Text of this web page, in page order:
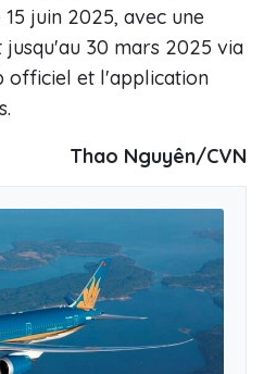
juin 2025, avec une
30 mars 2025 via
officiel et l'application
Thao Nguyên/CVN